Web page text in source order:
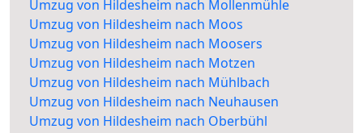
Umzug von Hildesheim nach Mollenmühle
Umzug von Hildesheim nach Moos
Umzug von Hildesheim nach Moosers
Umzug von Hildesheim nach Motzen
Umzug von Hildesheim nach Mühlbach
Umzug von Hildesheim nach Neuhausen
Umzug von Hildesheim nach Oberbühl